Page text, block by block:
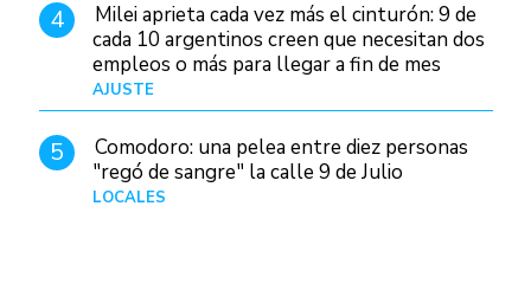
4
Milei aprieta cada vez más el cinturón: 9 de
cada 10 argentinos creen que necesitan dos
empleos o más para llegar a fin de mes
AJUSTE
5
Comodoro: una pelea entre diez personas
"regó de sangre" la calle 9 de Julio
LOCALES